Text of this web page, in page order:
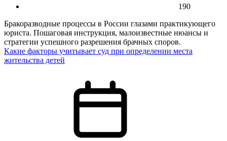
190
Бракоразводные процессы в России глазами практикующего
юриста. Пошаговая инструкция, малоизвестные нюансы и
стратегии успешного разрешения брачных споров.
Какие факторы учитывает суд при определении места
жительства детей